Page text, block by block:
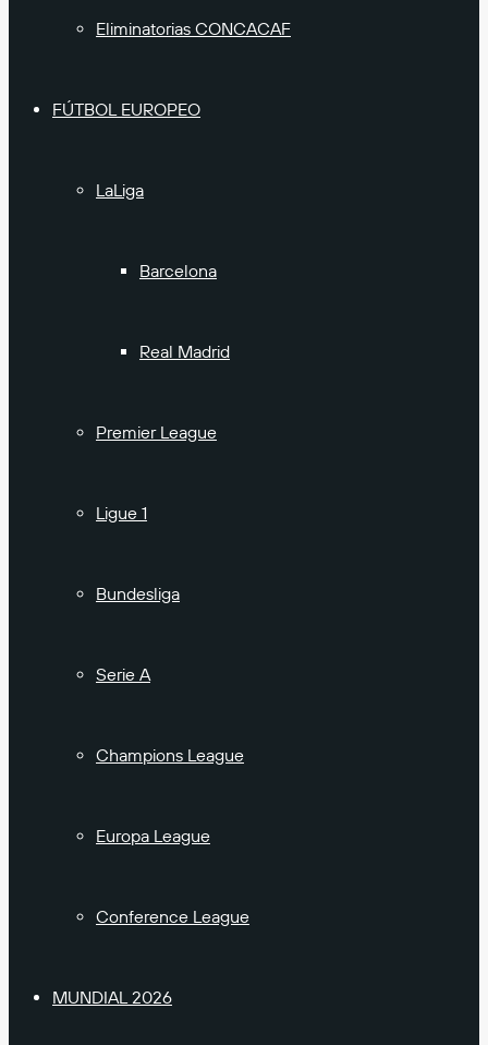
Eliminatorias CONCACAF
FÚTBOL EUROPEO
LaLiga
Barcelona
Real Madrid
Premier League
Ligue 1
Bundesliga
Serie A
Champions League
Europa League
Conference League
MUNDIAL 2026